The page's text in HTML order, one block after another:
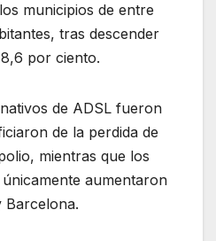
municipios de entre
tras descender
por ciento.
de ADSL fueron
de la perdida de
mientras que los
aumentaron
Barcelona.